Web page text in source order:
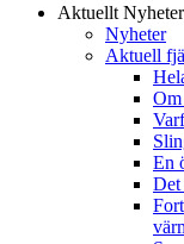
Aktuellt
Nyheter
Aktuell
Om
En
Det